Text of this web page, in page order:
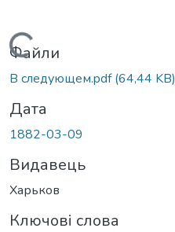
Вантажиться...
Файли
В следующем.pdf(64,44 KB)
Дата
1882-03-09
Видавець
Харьков
Ключові слова